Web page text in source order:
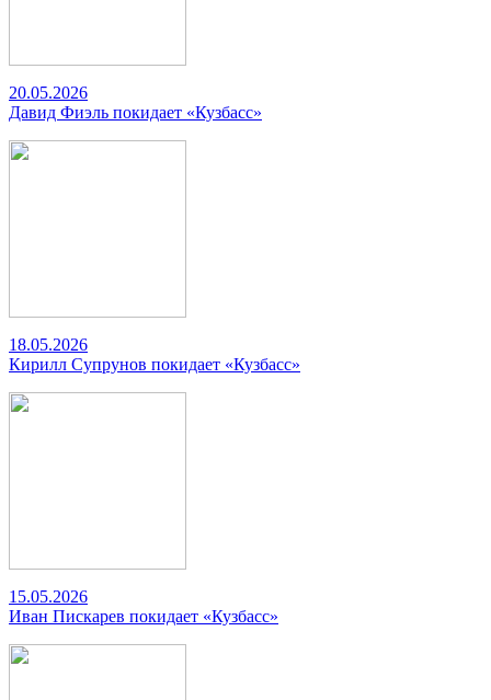
20.05.2026
Давид Фиэль покидает «Кузбасс»
18.05.2026
Кирилл Супрунов покидает «Кузбасс»
15.05.2026
Иван Пискарев покидает «Кузбасс»